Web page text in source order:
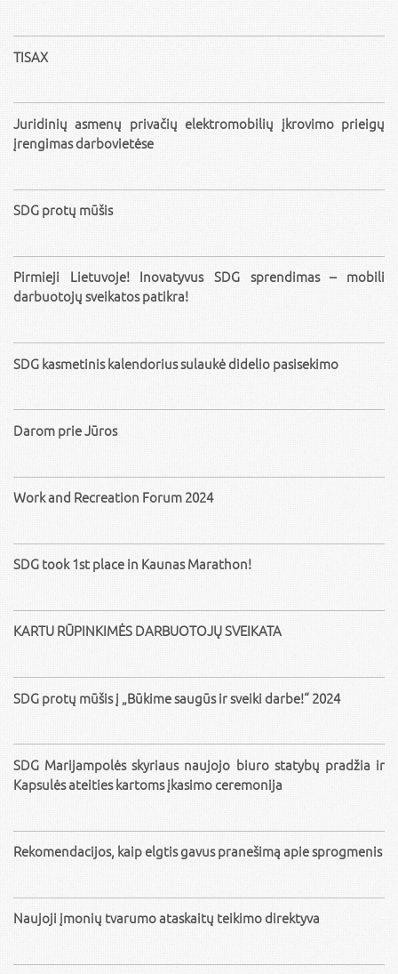
TISAX
Juridinių asmenų privačių elektromobilių įkrovimo prieigų
įrengimas darbovietėse
SDG protų mūšis
Pirmieji Lietuvoje! Inovatyvus SDG sprendimas – mobili
darbuotojų sveikatos patikra!
SDG kasmetinis kalendorius sulaukė didelio pasisekimo
Darom prie Jūros
Work and Recreation Forum 2024
SDG took 1st place in Kaunas Marathon!
KARTU RŪPINKIMĖS DARBUOTOJŲ SVEIKATA
SDG protų mūšis į „Būkime saugūs ir sveiki darbe!“ 2024
SDG Marijampolės skyriaus naujojo biuro statybų pradžia ir
Kapsulės ateities kartoms įkasimo ceremonija
Rekomendacijos, kaip elgtis gavus pranešimą apie sprogmenis
Naujoji įmonių tvarumo ataskaitų teikimo direktyva